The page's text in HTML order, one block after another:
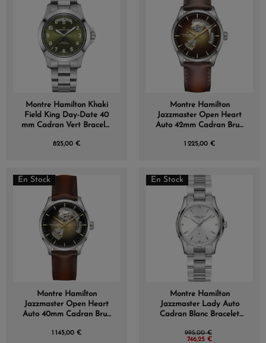
Montre Hamilton Khaki
Field King Day-Date 40
mm Cadran Vert Bracelet
825,00 €
Montre Hamilton
Jazzmaster Open Heart
Auto 42mm Cadran Brun
1 225,00 €
En Stock
Montre Hamilton
Jazzmaster Open Heart
Auto 40mm Cadran Brun
1 145,00 €
En Stock
Montre Hamilton
Jazzmaster Lady Auto
Cadran Blanc Bracelet
995,00 €
746,25 €